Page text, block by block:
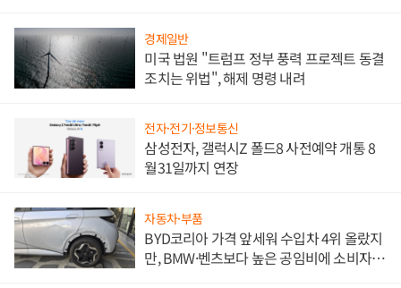
경제일반
미국 법원 "트럼프 정부 풍력 프로젝트 동결
조치는 위법", 해제 명령 내려
전자·전기·정보통신
삼성전자, 갤럭시Z 폴드8 사전예약 개통 8
월31일까지 연장
자동차·부품
BYD코리아 가격 앞세워 수입차 4위 올랐지
만, BMW·벤츠보다 높은 공임비에 소비자